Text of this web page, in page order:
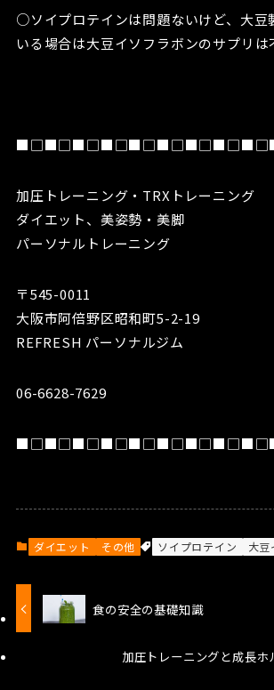
○ソイプロテインは問題ないけど、大豆
いる場合は大豆イソフラボンのサプリは
加圧トレーニング・TRXトレーニング
ダイエット、美姿勢・美脚
パーソナルトレーニング
〒545-0011
大阪市阿倍野区昭和町5-2-19
REFRESH パーソナルジム
06-6628-7629
ダイエット その他 ソイプロテイン 大豆
食の安全の基礎知識
加圧トレーニングと成長ホ